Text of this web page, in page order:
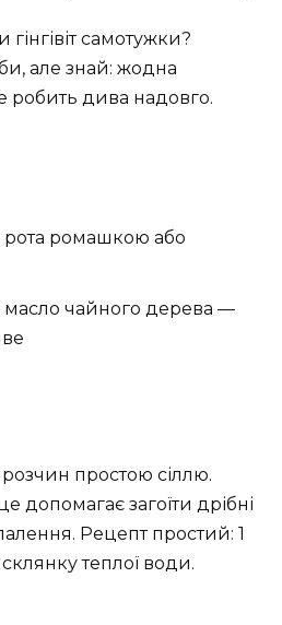
самотужки?
але знай: жодна
робить дива надовго.
рота ромашкою або
масло чайного дерева —
простою сіллю.
допомагає загоїти дрібні
Рецепт простий: 1
теплої води.